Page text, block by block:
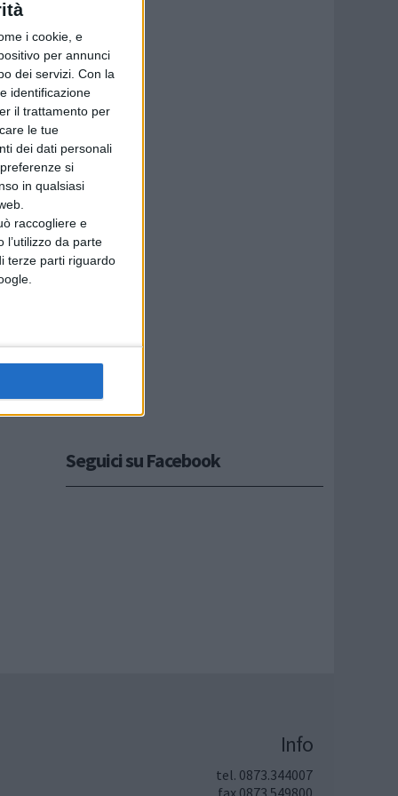
i cookie, e
per annunci
dei servizi. Con la
identificazione
il trattamento per
le tue
dei dati personali
si
in qualsiasi
raccogliere e
da parte
terze parti riguardo
Seguici su Facebook
Info
tel. 0873.344007
fax 0873.549800